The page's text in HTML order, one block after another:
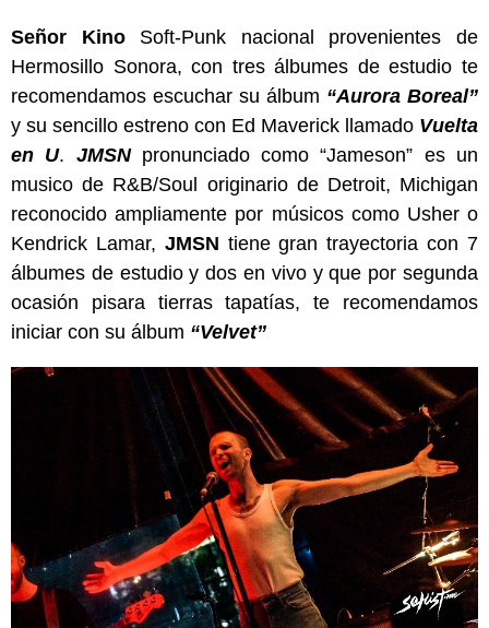
Señor KinoSoft-Punk nacional provenientes de
Hermosillo Sonora, con tres álbumes de estudio te
recomendamos escuchar su álbum “Aurora Boreal”
y su sencillo estreno con Ed Maverick llamado Vuelta
en U. JMSN pronunciado como “Jameson” es un
musico de R&B/Soul originario de Detroit, Michigan
reconocido ampliamente por músicos como Usher o
Kendrick Lamar, JMSN tiene gran trayectoria con 7
álbumes de estudio y dos en vivo y que por segunda
ocasión pisara tierras tapatías, te recomendamos
iniciar con su álbum “Velvet”